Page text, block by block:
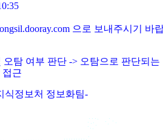
으로 보내주시기 바
오탐 여부 판단 -> 오탐으로 판단되
접근
식정보처 정보화팀-